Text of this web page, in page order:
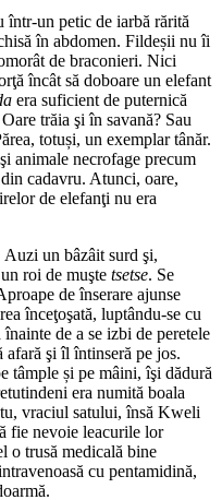
într-un petic de iarbă rărită
în abdomen. Fildeșii nu îi
de braconieri. Nici
încât să doboare un elefant
era suficient de puternică
trăia şi în savană? Sau
totuși, un exemplar tânăr.
animale necrofage precum
cadavru. Atunci, oare,
de elefanţi nu era
un bâzâit surd şi,
roi de muşte tsetse. Se
de înserare ajunse
înceţoşată, luptându-se cu
de a se izbi de peretele
şi îl întinseră pe jos.
tâmple și pe mâini, îşi dădură
era numită boala
vraciul satului, însă Kweli
fie nevoie leacurile lor
o trusă medicală bine
cu pentamidină,